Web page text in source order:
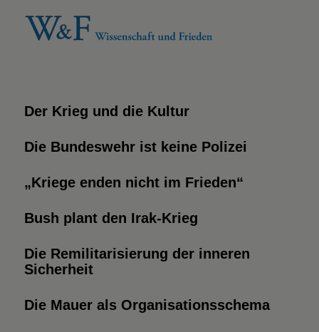
Der Krieg und die Kultur
Die Bundeswehr ist keine Polizei
„Kriege enden nicht im Frieden“
Bush plant den Irak-Krieg
Die Remilitarisierung der inneren
Sicherheit
Die Mauer als Organisationsschema